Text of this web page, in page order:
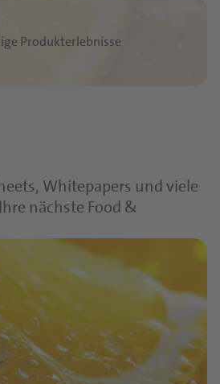
Produkterlebnisse
Whitepapers und viele
nächste Food &